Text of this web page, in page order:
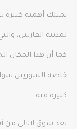
يمتلك أهمية كبيرة
لمدينة القارتين،
كما أن هذا المكان
خاصة السوريين
كبيرة فيه.
يعد سوق لالالي من